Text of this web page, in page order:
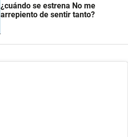
¿cuándo se estrena No me
arrepiento de sentir tanto?